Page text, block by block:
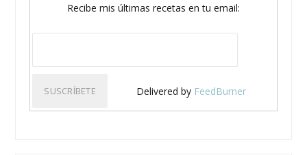
Recibe mis últimas recetas en tu email:
Delivered by FeedBurner